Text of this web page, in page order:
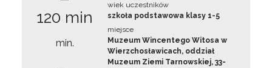
120 min
min.
wiek uczestników
szkoła podstawowa klasy 1-5
miejsce
Muzeum Wincentego Witosa w
Wierzchosławicach, oddział
Muzeum Ziemi Tarnowskiej, 33-